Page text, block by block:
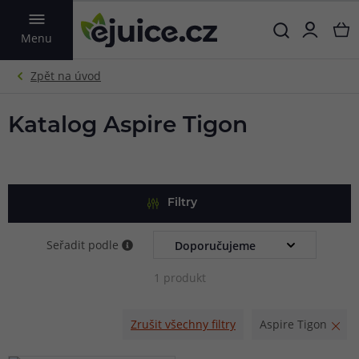
Menu
VYHLEDAT
Katalog Aspire Tigon
Filtry
Seřadit podle
1 produkt
Zrušit všechny filtry Aspire Tigon